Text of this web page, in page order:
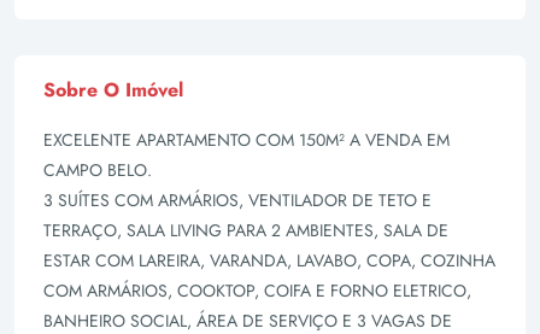
Sobre O Imóvel
EXCELENTE APARTAMENTO COM 150M² A VENDA EM
CAMPO BELO.
3 SUÍTES COM ARMÁRIOS, VENTILADOR DE TETO E
TERRAÇO, SALA LIVING PARA 2 AMBIENTES, SALA DE
ESTAR COM LAREIRA, VARANDA, LAVABO, COPA, COZINHA
COM ARMÁRIOS, COOKTOP, COIFA E FORNO ELETRICO,
BANHEIRO SOCIAL, ÁREA DE SERVIÇO E 3 VAGAS DE